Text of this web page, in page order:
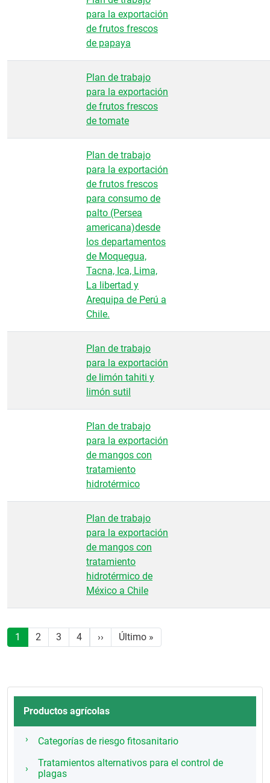
para la exportación
de frutos frescos
de papaya
Plan de trabajo
para la exportación
de frutos frescos
de tomate
Plan de trabajo
para la exportación
de frutos frescos
para consumo de
palto (Persea
americana)desde
los departamentos
de Moquegua,
Tacna, Ica, Lima,
La libertad y
Arequipa de Perú a
Chile.
Plan de trabajo
para la exportación
de limón tahiti y
limón sutil
Plan de trabajo
para la exportación
de mangos con
tratamiento
hidrotérmico
Plan de trabajo
para la exportación
de mangos con
tratamiento
hidrotérmico de
México a Chile
Paginación
1 2 3 4 ›› Siguiente página
Último »
Productos agrícolas
Categorías de riesgo fitosanitario
Tratamientos alternativos para el control de
plagas